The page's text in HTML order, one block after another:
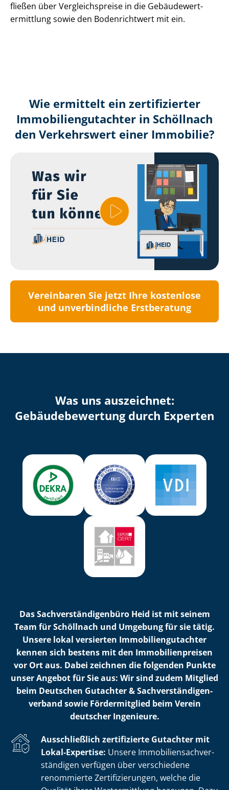
fließen über Ver­gleichs­prei­se in die Ge­bäu­de­wert­
ermitt­lung sowie den Bodenrichtwert mit ein.
Wie ermittelt ein zertifizierter
Immobilien­gutachter in Schöllnach
den Verkehrswert einer Immobilie?
Vereinbaren Sie jetzt Ihre kostenlose
und unverbindliche Erstberatung
Was uns auszeichnet:
Ge­bäu­de­be­wer­tung durch Experten
Das Sach­ver­stän­di­gen­bü­ro Heid ist mit seinem
Team für Schöllnach und Umgebung für sie tätig.
Unsere lokal versierten Im­mo­bi­li­en­gut­ach­ter
kennen sich bestens mit den Im­mo­bi­li­en­prei­sen
vor Ort aus. Dabei zeichnen die folgenden Punkte
unser Angebot für Sie aus: Wir sind zudem Mitglied
beim Deutschen Gutachter & Sach­ver­stän­di­gen­
ver­band sowie Fördermitglied beim Verein
deutscher Ingenieure.
Ausschließlich zertifizierte Gutachter mit
Lokal-Expertise: Unsere Im­mo­bi­li­en­sach­ver­
stän­di­gen verfügen über verschiedene
renommierte Zer­ti­fi­zie­run­gen, welche die